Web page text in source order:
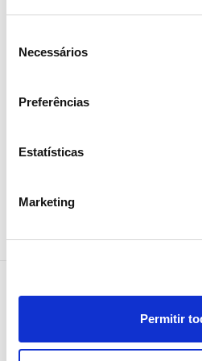
Necessários
Preferências
Estatísticas
Marketing
Permitir
incêndios
inovação
Inovação
NEWSLETTER